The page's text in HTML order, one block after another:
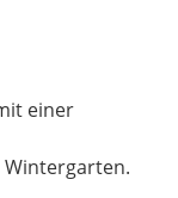
einer